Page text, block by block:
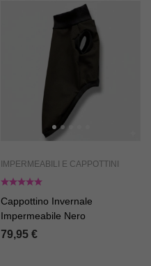
IMPERMEABILI E CAPPOTTINI
Cappottino Invernale
Impermeabile Nero
79,95 €